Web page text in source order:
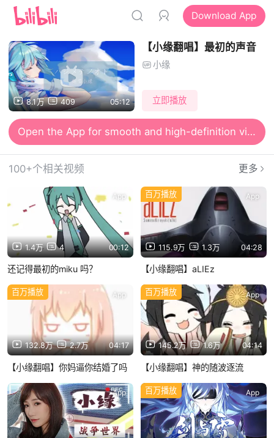
Download App
8.1万 409 05:12
【小缘翻唱】最初的声音
小缘
立即播放
Open the App for smooth and high-definition viewing
100+个相关视频 更多
1.4万 4 00:12
App
还记得最初的miku 吗？
115.9万 1.3万 04:28
百万播放 App
【小缘翻唱】aLIEz
132.8万 2.7万 04:17
百万播放 App
【小缘翻唱】你妈逼你结婚了吗
145.2万 1.6万 04:14
百万播放 App
【小缘翻唱】神的随波逐流
App 百万播放 App